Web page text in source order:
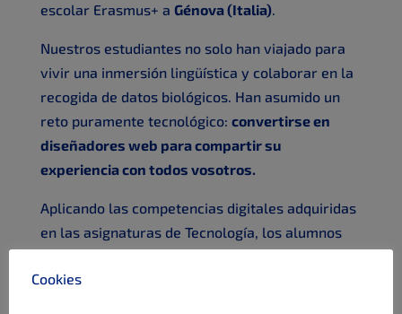
escolar Erasmus+ a Génova (Italia).
Nuestros estudiantes no solo han viajado para
vivir una inmersión lingüística y colaborar en la
recogida de datos biológicos. Han asumido un
reto puramente tecnológico: convertirse en
diseñadores web para compartir su
experiencia con todos vosotros.
Aplicando las competencias digitales adquiridas
en las asignaturas de Tecnología, los alumnos
propias webs utilizando la herramienta Google
Cookies